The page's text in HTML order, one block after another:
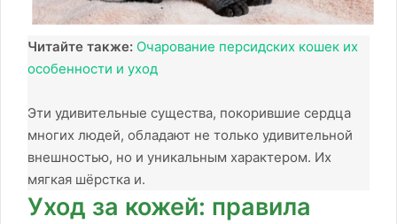
Читайте также: Очарование персидских кошек их
особенности и уход
Эти удивительные существа, покорившие сердца
многих людей, обладают не только удивительной
внешностью, но и уникальным характером. Их
мягкая шёрстка и.
Уход за кожей: правила